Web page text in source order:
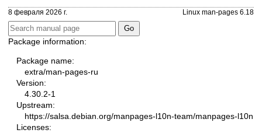
8 февраля 2026 г. Linux man-pages 6.18
Package information:
Package name:
extra/man-pages-ru
Version:
4.30.2-1
Upstream:
https://salsa.debian.org/manpages-l10n-team/manpages-l10n
Licenses: